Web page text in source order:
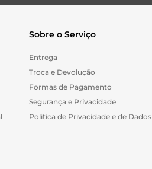
Sobre o Serviço
Entrega
Troca e Devolução
Formas de Pagamento
Segurança e Privacidade
Politica de Privacidade e de Dados